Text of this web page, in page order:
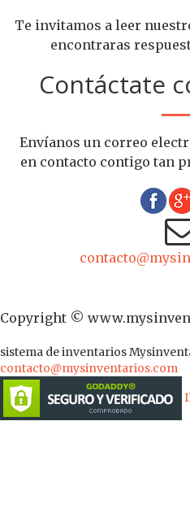
Te invitamos a leer
encontraras
Contáctate
Envíanos un correo
en contacto contigo tan
Copyright ©
sistema de inventarios
contacto@mysinventarios.com